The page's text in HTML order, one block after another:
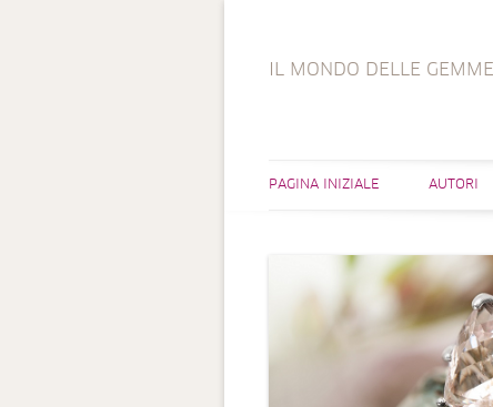
IL MONDO DELLE GEMME
PAGINA INIZIALE AUTORI